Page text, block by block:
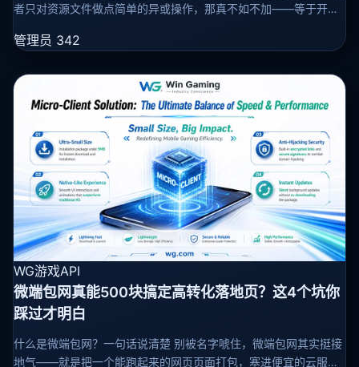
者只对资源文件做点简单的异或操作，那真不如不加——等于开门
分层来保护、权限管得
管理员 342
WG游戏API
微端包网真能500块搞定高转化落地页？这4个坑你
踩过才明白
什么是微端包网？一句话说清楚 别被名字唬住，微端包网其实挺接
地气——就是把一个能跑起来的网页页面打包，塞进便宜的云服务